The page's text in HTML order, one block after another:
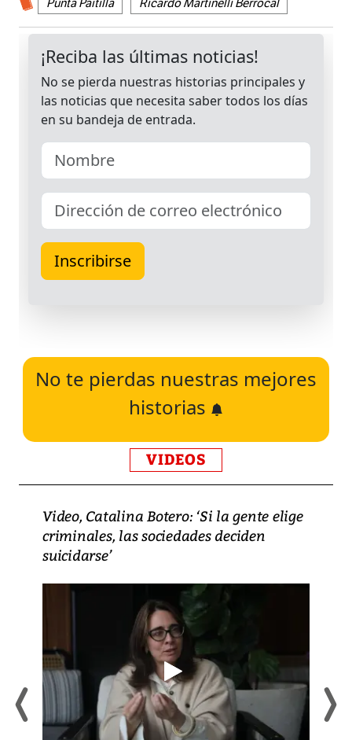
Punta Paitilla Ricardo Martinelli Berrocal
No te pierdas nuestras mejores
historias
VIDEOS
Video, Catalina Botero: ‘Si la gente elige
criminales, las sociedades deciden
suicidarse’